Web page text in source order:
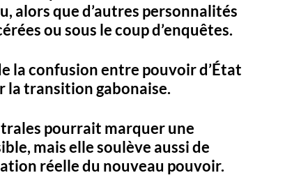
alors que d’autres personnalités
ou sous le coup d’enquêtes.
la confusion entre pouvoir d’État
la transition gabonaise.
pourrait marquer une
mais elle soulève aussi de
réelle du nouveau pouvoir.